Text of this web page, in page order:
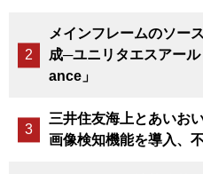
メインフレームのソー
成─ユニリタエスアー
ance」
三井住友海上とあいお
画像検知機能を導入、